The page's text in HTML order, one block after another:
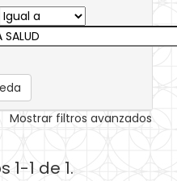
Mostrar filtros avanzados
1-1 de 1.